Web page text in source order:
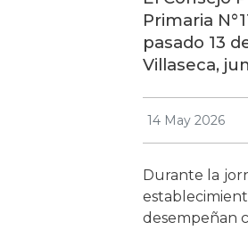
Primaria
pasado 13
Villaseca,
14 May 2026
Durante la
desempeñan